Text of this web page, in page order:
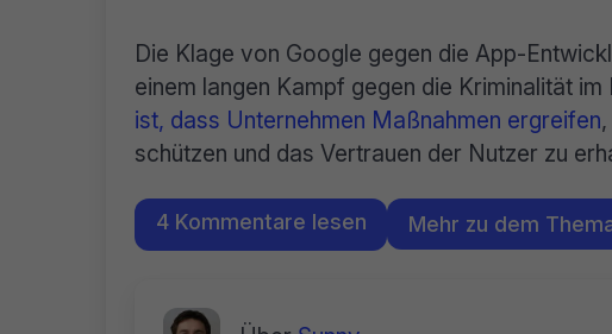
Die Klage von Google gegen die App-
einem langen Kampf gegen die Kriminalität
ist, dass Unternehmen Maßnahmen ergreifen
schützen und das Vertrauen der Nutzer zu
4 Kommentare lesen Mehr zu dem